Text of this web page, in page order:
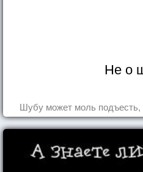
Не о
Шубу может моль подъесть,